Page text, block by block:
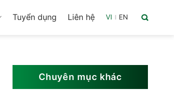
Tuyển dụng Liên hệ VI | EN
Chuyên mục khác